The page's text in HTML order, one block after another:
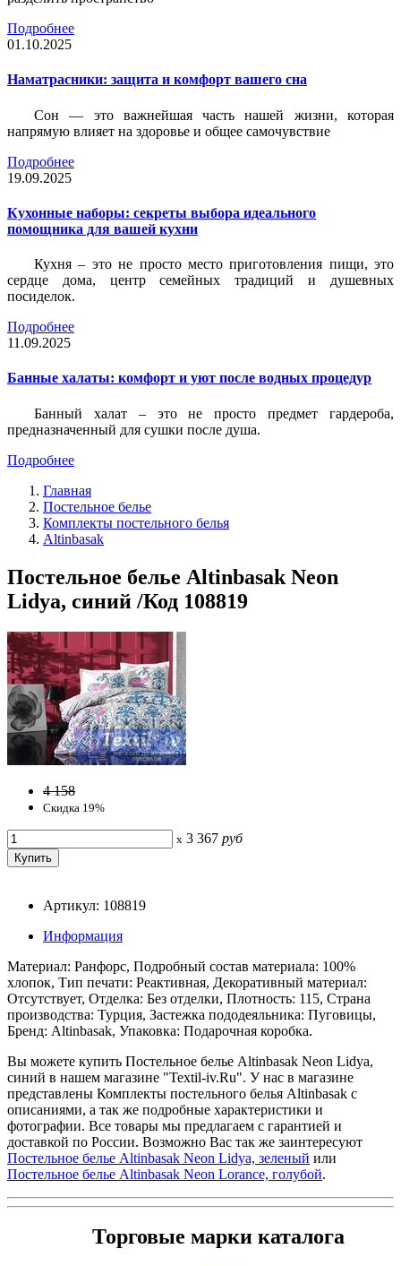
Подробнее
01.10.2025
Наматрасники: защита и комфорт вашего сна
Сон — это важнейшая часть нашей жизни, которая
напрямую влияет на здоровье и общее самочувствие
Подробнее
19.09.2025
Кухонные наборы: секреты выбора идеального
помощника для вашей кухни
Кухня – это не просто место приготовления пищи, это
сердце дома, центр семейных традиций и душевных
посиделок.
Подробнее
11.09.2025
Банные халаты: комфорт и уют после водных процедур
Банный халат – это не просто предмет гардероба,
предназначенный для сушки после душа.
Подробнее
Главная
Постельное белье
Комплекты постельного белья
Altinbasak
Постельное белье Altinbasak Neon
Lidya, синий /Код 108819
4 158
Скидка 19%
x 3 367 руб
Артикул: 108819
Информация
Материал: Ранфорс, Подробный состав материала: 100%
хлопок, Тип печати: Реактивная, Декоративный материал:
Отсутствует, Отделка: Без отделки, Плотность: 115, Страна
производства: Турция, Застежка пододеяльника: Пуговицы,
Бренд: Altinbasak, Упаковка: Подарочная коробка.
Вы можете купить Постельное белье Altinbasak Neon Lidya,
синий в нашем магазине "Textil-iv.Ru". У нас в магазине
представлены Комплекты постельного белья Altinbasak с
описаниями, а так же подробные характеристики и
фотографии. Все товары мы предлагаем с гарантией и
доставкой по России. Возможно Вас так же заинтересуют
Постельное белье Altinbasak Neon Lidya, зеленый или
Постельное белье Altinbasak Neon Lorance, голубой.
Торговые марки каталога